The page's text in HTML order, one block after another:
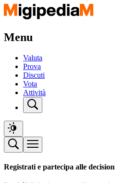
Menu
Valuta
Prova
Discuti
Vota
Attività
Registrati e partecipa alle